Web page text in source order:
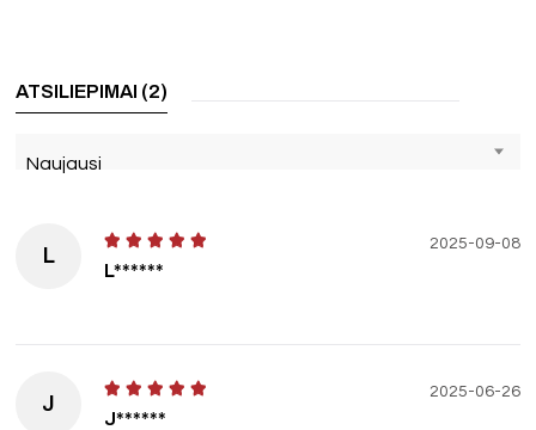
ATSILIEPIMAI (2)
Naujausi
L
L******
2025-09-08
J
J******
2025-06-26